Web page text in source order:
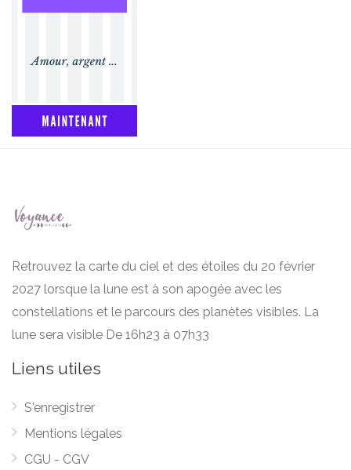
Retrouvez la carte du ciel et des étoiles du 20 février
2027 lorsque la lune est à son apogée avec les
constellations et le parcours des planètes visibles. La
lune sera visible De 16h23 à 07h33
Liens utiles
S'enregistrer
Mentions légales
CGU - CGV